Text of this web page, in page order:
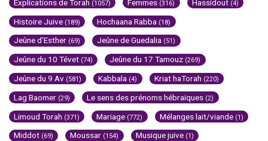
Explications de Torah (1057) Femmes (316) Hassidout (4)
Histoire Juive (189) Hochaana Rabba (18)
Jeûne d'Esther (69) Jeûne de Guedalia (51)
Jeûne du 10 Tévet (74) Jeûne du 17 Tamouz (269)
Jeûne du 9 Av (581) Kabbala (4) Kriat haTorah (220)
Lag Baomer (29) Le sens des prénoms hébraïques (2)
Limoud Torah (371) Mariage (772) Mélanges lait/viande (1)
Middot (69) Moussar (154) Musique juive (1)